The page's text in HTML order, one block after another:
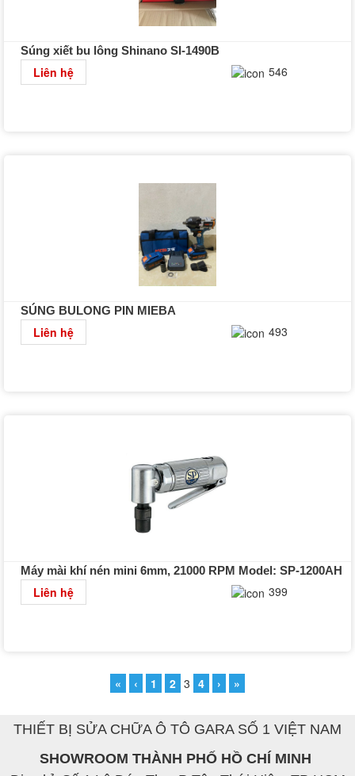
Súng xiết bu lông Shinano SI-1490B
Liên hệ 546
SÚNG BULONG PIN MIEBA
Liên hệ 493
Máy mài khí nén mini 6mm, 21000 RPM Model: SP-1200AH
Liên hệ 399
« ‹ 1 2 3 4 › »
THIẾT BỊ SỬA CHỮA Ô TÔ GARA SỐ 1 VIỆT NAM
SHOWROOM THÀNH PHỐ HỒ CHÍ MINH